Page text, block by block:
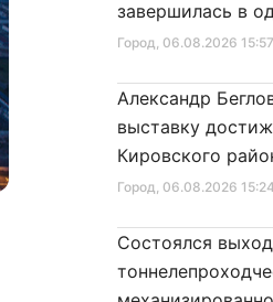
Город, 06.08.2026 15:57
завершилась в
районов города
Город, 06.08.2026 15:24
Александр Беглов
выставку
Кировского
Состоялся выход